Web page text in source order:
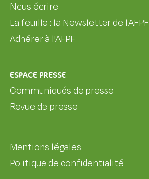
Nous écrire
La feuille : la Newsletter de l'AFPF
Adhérer à l'AFPF
ESPACE PRESSE
Communiqués de presse
Revue de presse
Mentions légales
Politique de confidentialité